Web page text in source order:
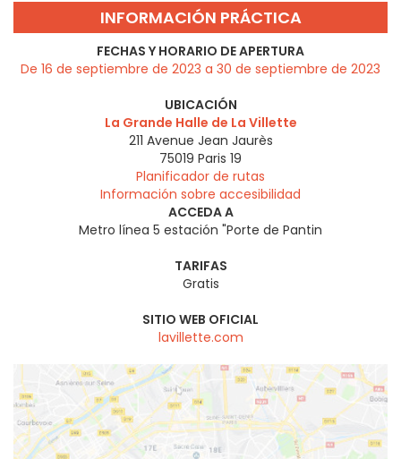
INFORMACIÓN PRÁCTICA
FECHAS Y HORARIO DE APERTURA
De 16 de septiembre de 2023 a 30 de septiembre de 2023
UBICACIÓN
La Grande Halle de La Villette
211 Avenue Jean Jaurès
75019 Paris 19
Planificador de rutas
Información sobre accesibilidad
ACCEDA A
Metro línea 5 estación "Porte de Pantin
TARIFAS
Gratis
SITIO WEB OFICIAL
lavillette.com